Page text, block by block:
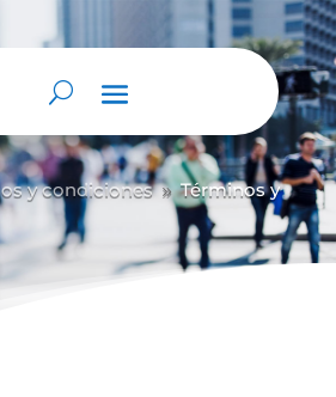
y condiciones 9 Términos y